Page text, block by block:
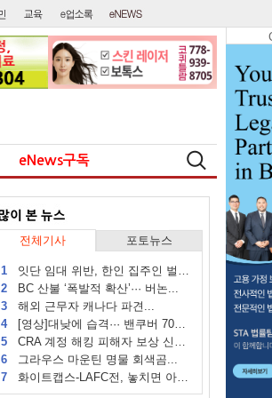
eNews구독
전체기사 포토뉴스
1잇단 임대 위반, 한인 집주인 벌금...
2BC 산불 ‘폭발적 확산’··· 버논...
3해외 근무자 캐나다 파견...
4[영상]대낮에 습격··· 밴쿠버 70대...
5CRA 계정 해킹 피해자 보상 신청 시작
6그라우스 마운틴 명물 회색곰...
7화이트캡스-LAFC전, 놓치면 아쉬운...